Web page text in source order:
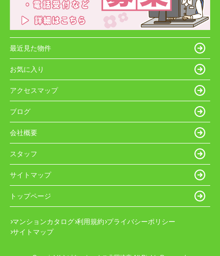
最近見た物件
お気に入り
アクセスマップ
ブログ
会社概要
スタッフ
サイトマップ
トップページ
マンションカタログ 利用規約 プライバシーポリシー
サイトマップ